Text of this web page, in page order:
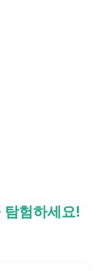
탐험하세요!